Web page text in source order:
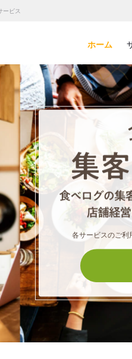
ービス
ホーム
各サービスのご利